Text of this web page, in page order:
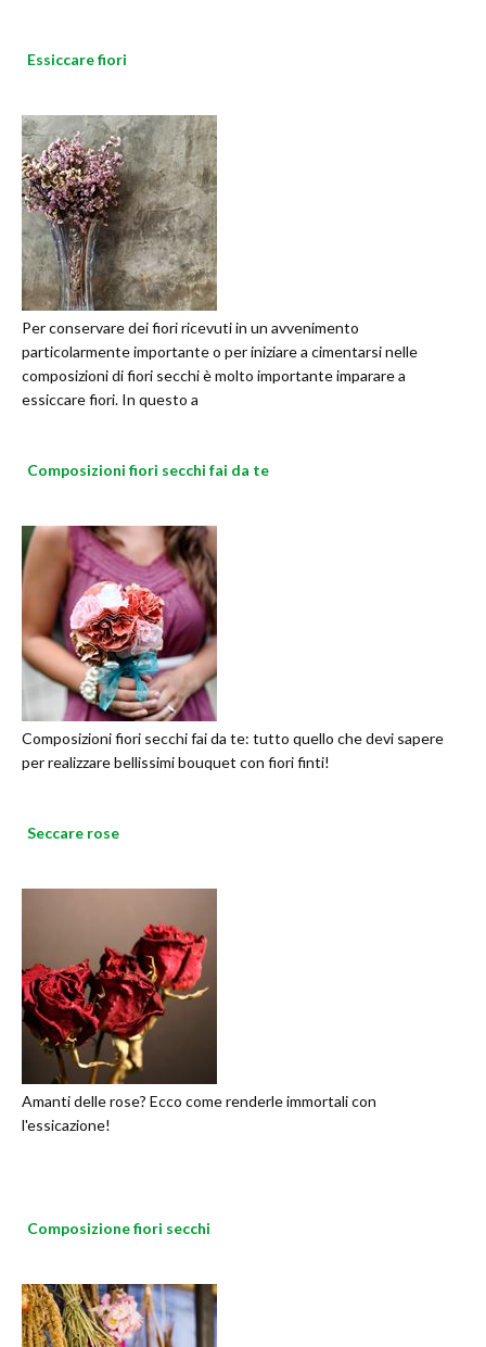
Essiccare fiori
Per conservare dei fiori ricevuti in un avvenimento
particolarmente importante o per iniziare a cimentarsi nelle
composizioni di fiori secchi è molto importante imparare a
essiccare fiori. In questo a
Composizioni fiori secchi fai da te
Composizioni fiori secchi fai da te: tutto quello che devi sapere
per realizzare bellissimi bouquet con fiori finti!
Seccare rose
Amanti delle rose? Ecco come renderle immortali con
l'essicazione!
Composizione fiori secchi